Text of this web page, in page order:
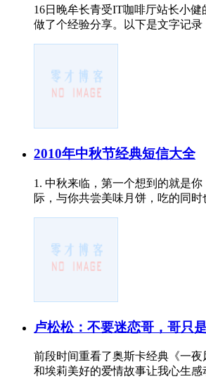
16日晚牟长青受IT咖啡厅站长小健
做了个经验分享。以下是文字记录
2010年中秋节经典短信大全
1. 中秋来临，第一个想到的就是
际，与你共尝美味月饼，吃的同时
卢松松：不要迷恋哥，哥只
前段时间重看了奥斯卡经典《一
和埃莉美好的爱情故事让我心生感